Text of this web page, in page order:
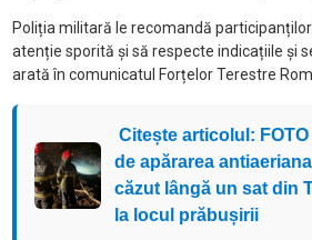
Poliția militară le recomandă
atenție sporită și să respecte indicațiile și
arată în comunicatul Forțelor Terestre
Citește articolul:
de apărarea
căzut lângă un sat din
la locul prăbușirii